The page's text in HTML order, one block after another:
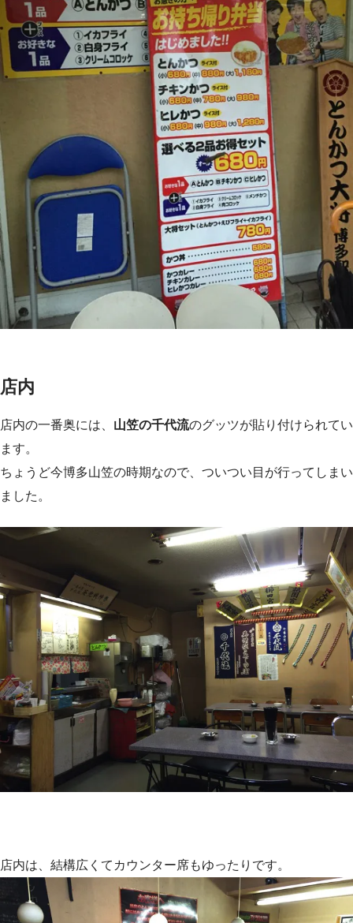
店内
店内の一番奥には、 山笠の千代流のグッツが貼り付けられてい
ます。
ちょうど今博多山笠の時期なので、ついつい目が行ってしまい
ました。
店内は、結構広くてカウンター席もゆったりです。